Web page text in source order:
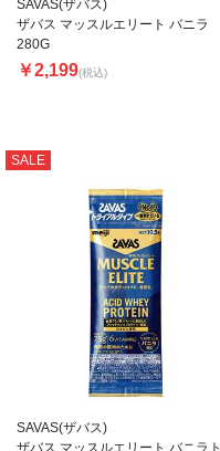
SAVAS(ザバス)
ザバス マッスルエリート バニラ
280G
￥2,199(税込)
SALE
SAVAS(ザバス)
ザバス マッスルエリート バニラト